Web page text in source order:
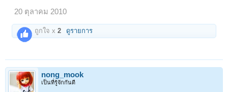
20 ตุลาคม 2010
ถูกใจ x2 ดูรายการ
nong_mook
เป็นที่รู้จักกันดี